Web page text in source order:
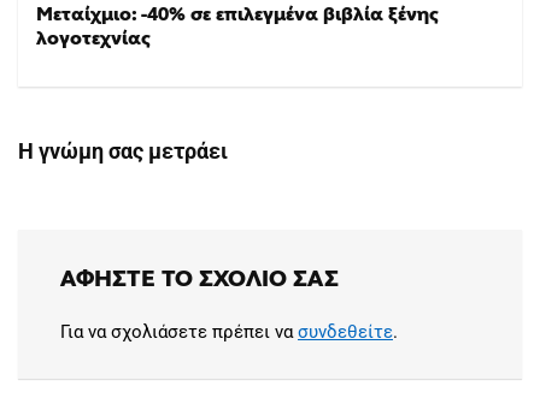
Μεταίχμιο: -40% σε επιλεγμένα βιβλία ξένης
λογοτεχνίας
Η γνώμη σας μετράει
ΑΦΉΣΤΕ ΤΟ ΣΧΌΛΙΟ ΣΑΣ
Για να σχολιάσετε πρέπει νασυνδεθείτε.